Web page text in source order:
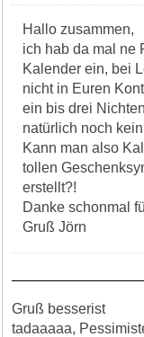
Hallo zusammen,
ich hab da mal ne
Kalender ein, bei
nicht in Euren
ein bis drei
natürlich noch
Kann man also
tollen
erstellt?!
Danke schonmal
Gruß Jörn
Gruß besserist
tadaaaaa,